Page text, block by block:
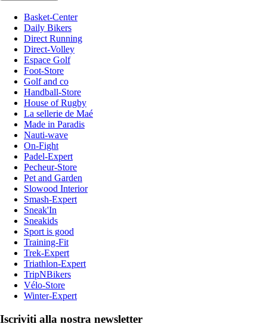
Basket-Center
Daily Bikers
Direct Running
Direct-Volley
Espace Golf
Foot-Store
Golf and co
Handball-Store
House of Rugby
La sellerie de Maé
Made in Paradis
Nauti-wave
On-Fight
Padel-Expert
Pecheur-Store
Pet and Garden
Slowood Interior
Smash-Expert
Sneak'In
Sneakids
Sport is good
Training-Fit
Trek-Expert
Triathlon-Expert
TripNBikers
Vélo-Store
Winter-Expert
Iscriviti alla nostra newsletter